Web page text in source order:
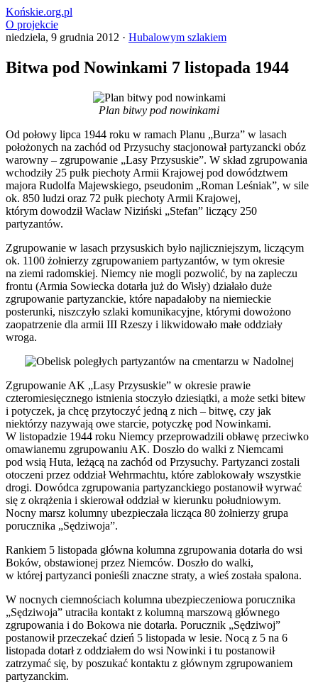
Końskie.org.pl
O projekcie
niedziela, 9 grudnia 2012 · Hubalowym szlakiem
Bitwa pod Nowinkami 7 listopada 1944
Plan bitwy pod nowinkami
Od połowy lipca 1944 roku w ramach Planu „Burza” w lasach
położonych na zachód od Przysuchy stacjonował partyzancki obóz
warowny – zgrupowanie „Lasy Przysuskie”. W skład zgrupowania
wchodziły 25 pułk piechoty Armii Krajowej pod dowództwem
majora Rudolfa Majewskiego, pseudonim „Roman Leśniak”, w sile
ok. 850 ludzi oraz 72 pułk piechoty Armii Krajowej,
którym dowodził Wacław Niziński „Stefan” liczący 250
partyzantów.
Zgrupowanie w lasach przysuskich było najliczniejszym, liczącym
ok. 1100 żołnierzy zgrupowaniem partyzantów, w tym okresie
na ziemi radomskiej. Niemcy nie mogli pozwolić, by na zapleczu
frontu (Armia Sowiecka dotarła już do Wisły) działało duże
zgrupowanie partyzanckie, które napadałoby na niemieckie
posterunki, niszczyło szlaki komunikacyjne, którymi dowożono
zaopatrzenie dla armii III Rzeszy i likwidowało małe oddziały
wroga.
Zgrupowanie AK „Lasy Przysuskie” w okresie prawie
czteromiesięcznego istnienia stoczyło dziesiątki, a może setki bitew
i potyczek, ja chcę przytoczyć jedną z nich – bitwę, czy jak
niektórzy nazywają owe starcie, potyczkę pod Nowinkami.
W listopadzie 1944 roku Niemcy przeprowadzili obławę przeciwko
omawianemu zgrupowaniu AK. Doszło do walki z Niemcami
pod wsią Huta, leżącą na zachód od Przysuchy. Partyzanci zostali
otoczeni przez oddział Wehrmachtu, które zablokowały wszystkie
drogi. Dowódca zgrupowania partyzanckiego postanowił wyrwać
się z okrążenia i skierował oddział w kierunku południowym.
Nocny marsz kolumny ubezpieczała licząca 80 żołnierzy grupa
porucznika „Sędziwoja”.
Rankiem 5 listopada główna kolumna zgrupowania dotarła do wsi
Boków, obstawionej przez Niemców. Doszło do walki,
w której partyzanci ponieśli znaczne straty, a wieś została spalona.
W nocnych ciemnościach kolumna ubezpieczeniowa porucznika
„Sędziwoja” utraciła kontakt z kolumną marszową głównego
zgrupowania i do Bokowa nie dotarła. Porucznik „Sędziwoj”
postanowił przeczekać dzień 5 listopada w lesie. Nocą z 5 na 6
listopada dotarł z oddziałem do wsi Nowinki i tu postanowił
zatrzymać się, by poszukać kontaktu z głównym zgrupowaniem
partyzanckim.